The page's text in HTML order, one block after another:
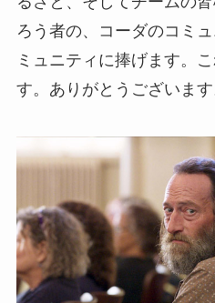
ろう者の、コーダのコミ
ミュニティに捧げます。
す。ありがとうございます